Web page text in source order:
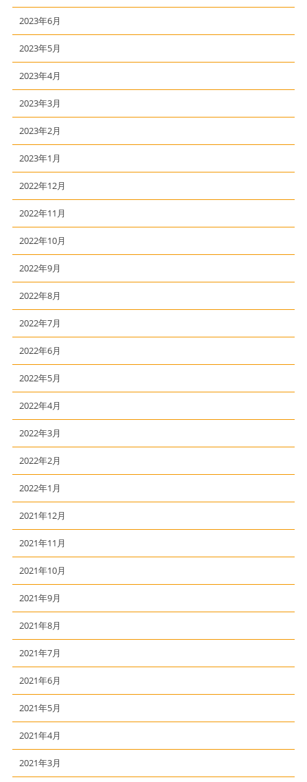
2023年6月
2023年5月
2023年4月
2023年3月
2023年2月
2023年1月
2022年12月
2022年11月
2022年10月
2022年9月
2022年8月
2022年7月
2022年6月
2022年5月
2022年4月
2022年3月
2022年2月
2022年1月
2021年12月
2021年11月
2021年10月
2021年9月
2021年8月
2021年7月
2021年6月
2021年5月
2021年4月
2021年3月